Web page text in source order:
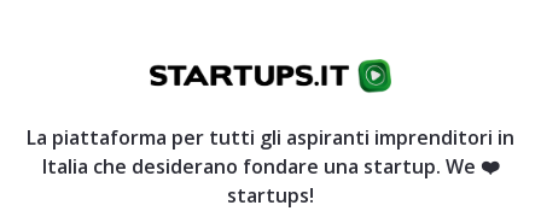
La piattaforma per tutti gli aspiranti imprenditori in
Italia che desiderano fondare una startup. We ❤️
startups!